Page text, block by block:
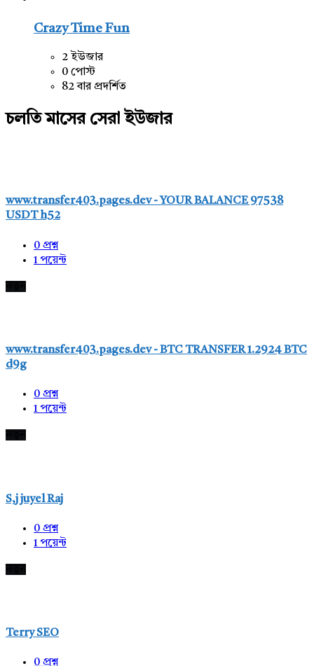
Crazy Time Fun
2 ইউজার
0 পোস্ট
82 বার প্রদর্শিত
চলতি মাসের সেরা ইউজার
www.transfer403.pages.dev - YOUR BALANCE 97538
USDT h52
0 প্রশ্ন
1পয়েন্ট
www.transfer403.pages.dev - BTC TRANSFER 1.2924 BTC
d9g
0 প্রশ্ন
1পয়েন্ট
S,j juyel Raj
0 প্রশ্ন
1পয়েন্ট
Terry SEO
0 প্রশ্ন